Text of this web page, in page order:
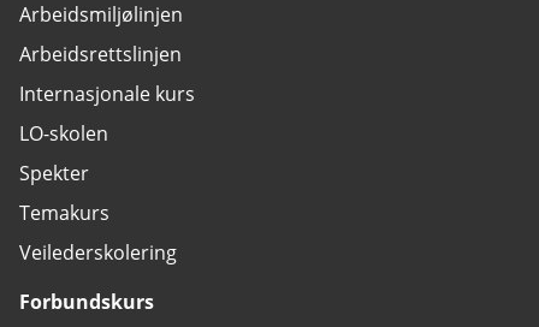
Arbeidsmiljølinjen
Arbeidsrettslinjen
Internasjonale kurs
LO-skolen
Spekter
Temakurs
Veilederskolering
Forbundskurs